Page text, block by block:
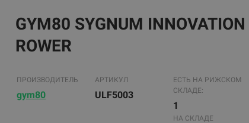
GYM80 SYGNUM INNOVATION
ROWER
ПРОИЗВОДИТЕЛЬ
gym80
АРТИКУЛ
ULF5003
ЕСТЬ НА РИЖСКОМ
СКЛАДЕ:
1
НА СКЛАДЕ